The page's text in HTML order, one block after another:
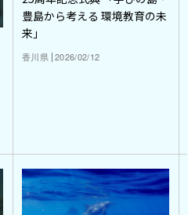
豊島から考える 環境教育の未
来」
香川県 2026/02/12